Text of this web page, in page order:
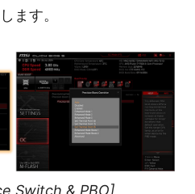
ます。
Switch & PBO]